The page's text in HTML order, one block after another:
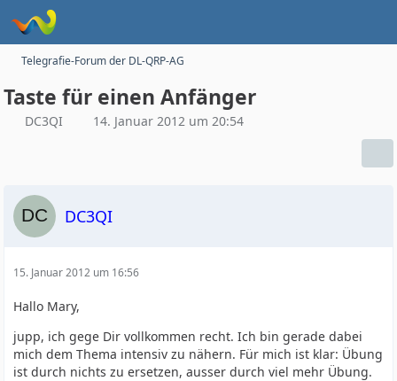
Telegrafie-Forum der DL-QRP-AG
Taste für einen Anfänger
DC3QI 14. Januar 2012 um 20:54
DC3QI
15. Januar 2012 um 16:56
Hallo Mary,
jupp, ich gege Dir vollkommen recht. Ich bin gerade dabei
mich dem Thema intensiv zu nähern. Für mich ist klar: Übung
ist durch nichts zu ersetzen, ausser durch viel mehr Übung.